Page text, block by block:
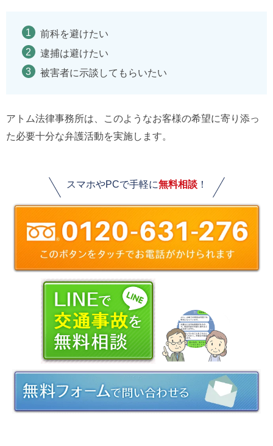
前科を避けたい
逮捕は避けたい
被害者に示談してもらいたい
アトム法律事務所は、このようなお客様の希望に寄り添っ
た必要十分な弁護活動を実施します。
スマホやPCで手軽に無料相談！